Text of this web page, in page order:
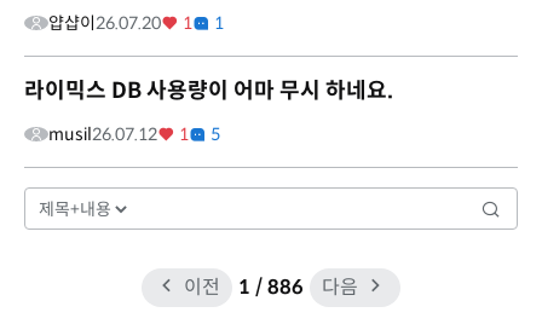
얍샵이26.07.20 1 1
라이믹스 DB 사용량이 어마 무시 하네요.
musil26.07.12 1 5
이전 1 / 886 다음